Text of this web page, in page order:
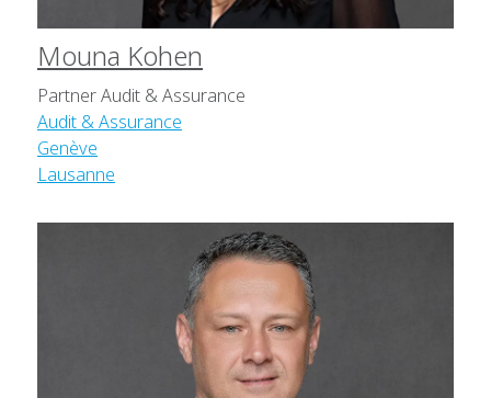
Mouna Kohen
Partner Audit & Assurance
Audit & Assurance
Genève
Lausanne